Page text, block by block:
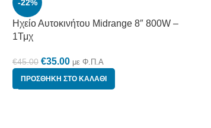
-22%
Ηχείο Αυτοκινήτου Midrange 8″ 800W –
1Τμχ
€45.00 €35.00 με Φ.Π.Α
ΠΡΟΣΘΉΚΗ ΣΤΟ ΚΑΛΆΘΙ